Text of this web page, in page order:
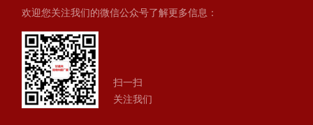
欢迎您关注我们的微信公众号了解更多信息：
扫一扫
关注我们